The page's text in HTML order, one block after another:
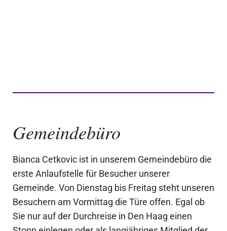
Gemeindebüro
Bianca Cetkovic ist in unserem Gemeindebüro die
erste Anlaufstelle für Besucher unserer
Gemeinde. Von Dienstag bis Freitag steht unseren
Besuchern am Vormittag die Türe offen. Egal ob
Sie nur auf der Durchreise in Den Haag einen